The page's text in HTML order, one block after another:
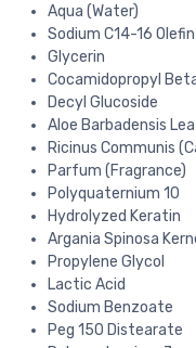
Aqua (Water)
Sodium C14-16
Glycerin
Cocamidopropyl
Decyl Glucoside
Aloe Barbadensis
Ricinus Communis
Parfum (Fragrance)
Polyquaternium 10
Hydrolyzed Keratin
Argania Spinosa
Propylene Glycol
Lactic Acid
Sodium Benzoate
Peg 150 Distearate